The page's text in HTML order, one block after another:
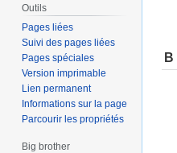
B
Outils
Pages liées
Suivi des pages liées
Pages spéciales
Version imprimable
Lien permanent
Informations sur la page
Parcourir les propriétés
Big brother